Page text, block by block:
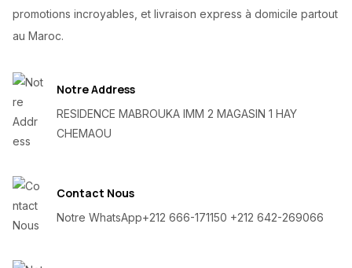
promotions incroyables, et livraison express à domicile partout
au Maroc.
Notre Address
RESIDENCE MABROUKA IMM 2 MAGASIN 1 HAY
CHEMAOU
Contact Nous
Notre WhatsApp+212 666-171150 +212 642-269066